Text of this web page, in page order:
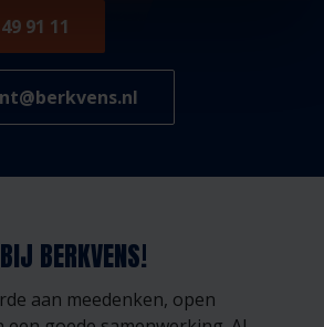
91 11
BERKVENS!
aan meedenken, open